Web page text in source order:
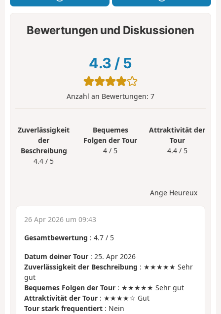
Bewertungen und Diskussionen
4.3 / 5
Anzahl an Bewertungen: 7
Zuverlässigkeit
der
Beschreibung
4.4 / 5
Bequemes
Folgen der Tour
4 / 5
Attraktivität der
Tour
4.4 / 5
Ange Heureux
26 Apr 2026 um 09:43
Gesamtbewertung : 4.7 / 5
Datum deiner Tour : 25. Apr 2026
Zuverlässigkeit der Beschreibung : ★★★★★ Sehr
gut
Bequemes Folgen der Tour : ★★★★★ Sehr gut
Attraktivität der Tour : ★★★★☆ Gut
Tour stark frequentiert : Nein